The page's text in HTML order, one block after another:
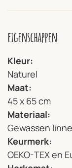
eigenschappen
Kleur
Naturel
Maat
45 x 65 cm
Materiaal
Gewassen
Keurmerk
OEKO-TEX en